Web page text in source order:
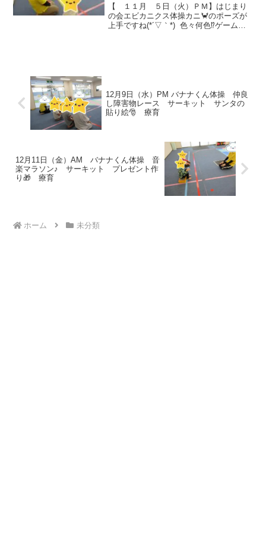
【 １１月 ５日（火）ＰＭ】はじまり
の会エビカニクス体操カニ🦀のポーズが
上手ですね(*´▽｀*) 色々何色⁉ゲーム
12月9日（水）PM バナナくん体操 仲良
し障害物レース サーキット サンタの
貼り絵🎅 療育
12月11日（金）AM バナナくん体操 音
楽マラソン♪ サーキット プレゼント作
り🎁 療育
ホーム 未分類